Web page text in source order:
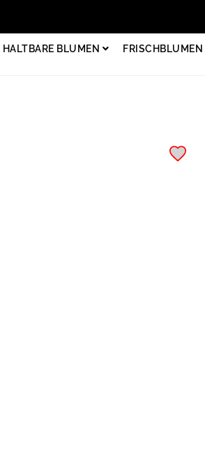
HALTBARE BLUMEN FRISCHBLUMEN